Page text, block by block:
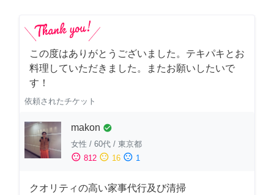
この度はありがとうございました。テキパキとお
料理していただきました。またお願いしたいで
す！
依頼されたチケット
makon check_circle
女性 / 60代 / 東京都
sentiment_satisfied 812 sentiment_neutral 16 sentiment_dissatisfied 1
クオリティの高い家事代行及び清掃